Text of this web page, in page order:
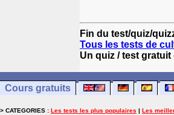
Fin du test/quiz/
Tous les tests de
Un quiz / test
Cours gratuits
> CATEGORIES : Les tests les plus populaires | Les